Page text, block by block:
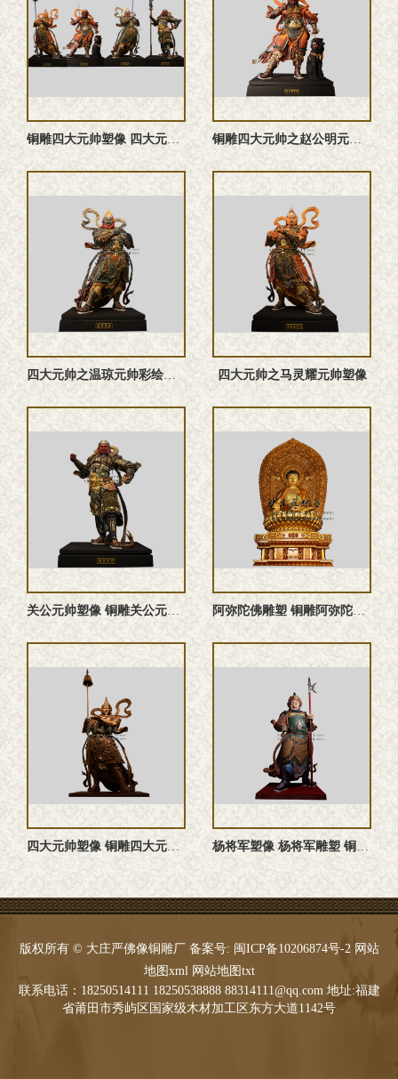
铜雕四大元帅塑像 四大元帅雕塑 四大元帅神像 铜雕四大元帅之赵公明元帅塑像
四大元帅之马灵耀元帅塑像
四大元帅塑像 铜雕四大元帅 四大元帅神像 四大元帅雕塑 杨将军塑像 杨将军雕塑 铜雕杨将军塑像 杨将军神像
版权所有 © 大庄严佛像铜雕厂 备案号: 闽ICP备10206874号-2 网站
地图xml 网站地图txt
联系电话：18250514111 18250538888 88314111@qq.com 地址:福建
省莆田市秀屿区国家级木材加工区东方大道1142号